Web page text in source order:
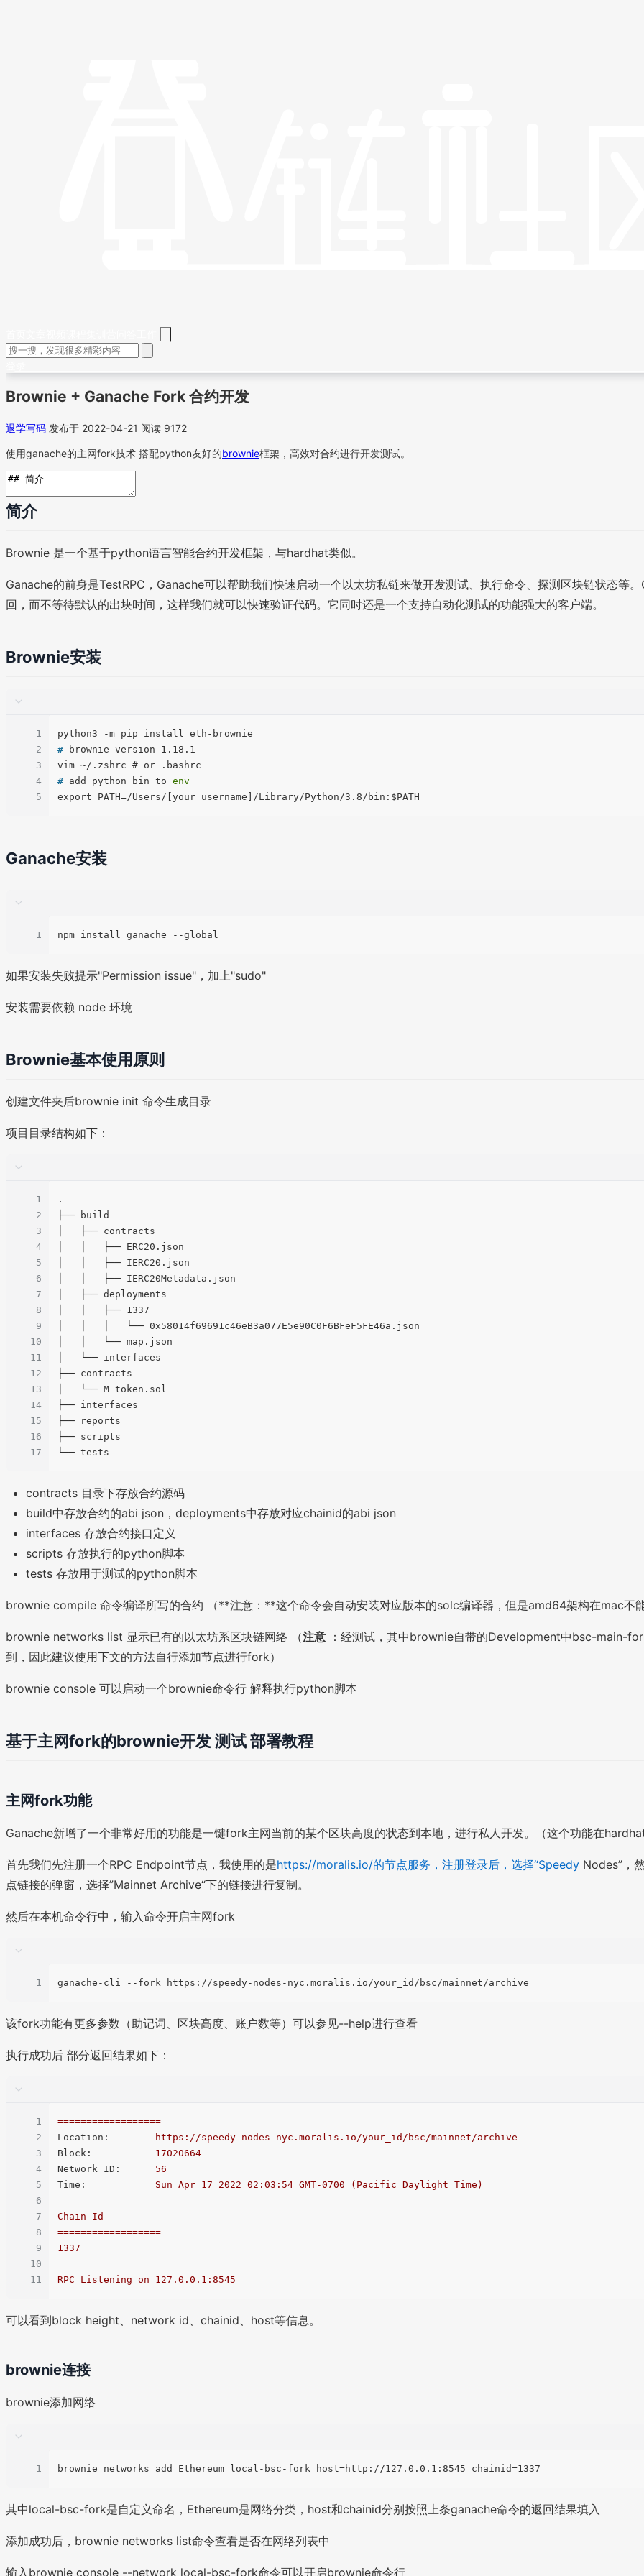
Brownie + Ganache Fork 合约开发
退学写码 发布于 2022-04-21 阅读 9172
使用ganache的主网fork技术 搭配python友好的brownie框架，高效对合约进行开发测试。
简介
Brownie 是一个基于python语言智能合约开发框架，与hardhat类似。
Ganache的前身是TestRPC，Ganache可以帮助我们快速启动一个以太坊私链来做开发测试、执行命令、探测区块链状态等
回，而不等待默认的出块时间，这样我们就可以快速验证代码。它同时还是一个支持自动化测试的功能强大的客户端。
Brownie安装
1
2
3
4
5
#
brownie version 1.18.1
# add python bin to env
Ganache安装
1
如果安装失败提示"Permission issue"，加上"sudo"
安装需要依赖 node 环境
Brownie基本使用原则
创建文件夹后brownie init 命令生成目录
项目目录结构如下：
1
2
3
4
5
6
7
8
9
10
11
12
13
14
15
16
17
.
├── build
│   ├── contracts
│   │   ├── ERC20.json
│   │   ├── IERC20.json
│   │   ├── IERC20Metadata.json
│   ├── deployments
│   │   ├── 1337
│   │   │   └── 0x58014f69691c46eB3a077E5e90C0F6BFeF5FE46a.json
│   │   └── map.json
│   └── interfaces
├── contracts
│   └── M_token.sol
├── interfaces
├── reports
├── scripts
contracts 目录下存放合约源码
build中存放合约的abi json，deployments中存放对应chainid的abi json
interfaces 存放合约接口定义
scripts 存放执行的python脚本
tests 存放用于测试的python脚本
brownie compile 命令编译所写的合约 （**注意：**这个命令会自动安装对应版本的solc编译器，但是amd64架构在mac不
brownie networks list 显示已有的以太坊系区块链网络 （注意 ：经测试，其中brownie自带的Development中bsc-main-
到，因此建议使用下文的方法自行添加节点进行fork）
brownie console 可以启动一个brownie命令行 解释执行python脚本
基于主网fork的brownie开发 测试 部署教程
主网fork功能
Ganache新增了一个非常好用的功能是一键fork主网当前的某个区块高度的状态到本地，进行私人开发。（这个功能在
首先我们先注册一个RPC Endpoint节点，我使用的是https://moralis.io/的节点服务，注册登录后，选择“Speedy Nodes”，
点链接的弹窗，选择”Mainnet Archive“下的链接进行复制。
然后在本机命令行中，输入命令开启主网fork
1
该fork功能有更多参数（助记词、区块高度、账户数等）可以参见--help进行查看
执行成功后 部分返回结果如下：
1
2
3
4
5
6
7
8
9
10
11
==================
Location:
https://speedy-nodes-nyc.moralis.io/your_id/bsc/mainnet/archive
Block:
17020664
Network ID:
56
Time:
Sun Apr 17 2022 02:03:54 GMT-0700 (Pacific Daylight Time)
Chain
Id
==================
1337
RPC Listening on 127.0 .0 .1 :8545
可以看到block height、network id、chainid、host等信息。
brownie连接
brownie添加网络
1
其中local-bsc-fork是自定义命名，Ethereum是网络分类，host和chainid分别按照上条ganache命令的返回结果填入
添加成功后，brownie networks list命令查看是否在网络列表中
输入brownie console --network local-bsc-fork命令可以开启brownie命令行